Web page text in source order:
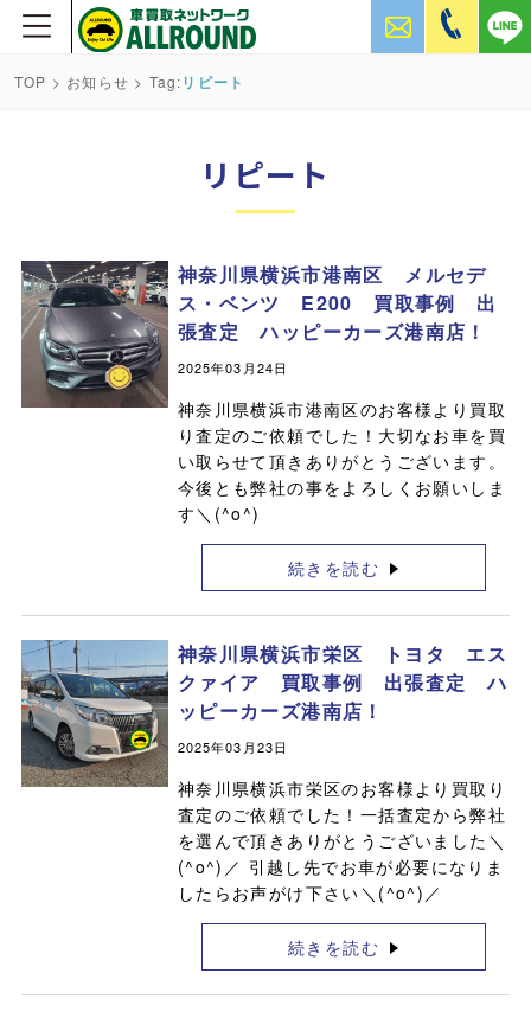
TOP > お知らせ > Tag:リピート
リピート
神奈川県横浜市港南区 メルセデ
ス・ベンツ E200 買取事例 出
張査定 ハッピーカーズ港南店！
2025年03月24日
神奈川県横浜市港南区のお客様より買取
り査定のご依頼でした！大切なお車を買
い取らせて頂きありがとうございます。
今後とも弊社の事をよろしくお願いしま
す＼(^o^)
続きを読む
神奈川県横浜市栄区 トヨタ エス
クァイア 買取事例 出張査定 ハ
ッピーカーズ港南店！
2025年03月23日
神奈川県横浜市栄区のお客様より買取り
査定のご依頼でした！一括査定から弊社
を選んで頂きありがとうございました＼
(^o^)／ 引越し先でお車が必要になりま
したらお声がけ下さい＼(^o^)／
続きを読む